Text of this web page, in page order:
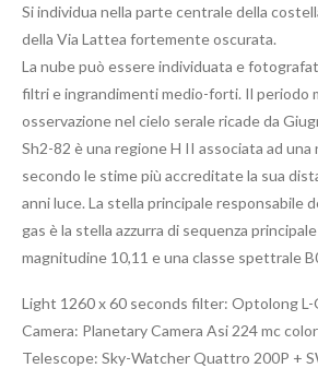
Si individua nella parte centrale della
della Via Lattea fortemente oscurata.
La nube può essere individuata e
filtri e ingrandimenti medio-forti. Il periodo
osservazione nel cielo serale ricade da
Sh2-82 è una regione H II associata ad
secondo le stime più accreditate la sua
anni luce. La stella principale responsabile
gas è la stella azzurra di sequenza
magnitudine 10,11 e una classe spettrale
Light 1260 x 60 seconds filter: Optolong L-
Camera: Planetary Camera Asi 224 mc color
Telescope: Sky-Watcher Quattro 200P +